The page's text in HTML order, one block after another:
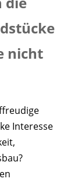
nicht
Interesse